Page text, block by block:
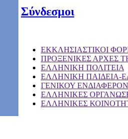
Σύνδεσμοι
EKKΛΗΣΙΑΣΤΙΚΟΙ
ΠΡΟΞΕΝΙΚΕΣ ΑΡΧΕΣ
ΕΛΛΗΝΙΚΗ ΠΟΛΙΤΕΙΑ
ΕΛΛΗΝΙΚΗ ΠΑΙΔΕΙΑ-
ΓΕΝΙΚΟΥ
ΕΛΛΗΝΙΚΕΣ
ΕΛΛΗΝΙΚΕΣ